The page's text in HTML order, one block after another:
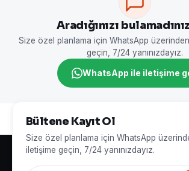
Aradığınızı
Size özel planlama için WhatsApp
geçin, 7/24 yanınızdayız.
WhatsApp ile iletişime
Bültene Kayıt Ol
Size özel planlama için WhatsApp
iletişime geçin, 7/24 yanınızdayız.